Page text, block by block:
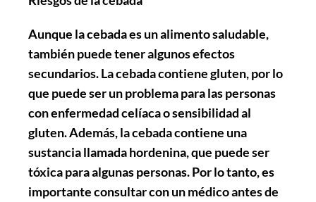
Aunque la cebada es un alimento saludable,
también puede tener algunos efectos
secundarios. La cebada contiene gluten, por lo
que puede ser un problema para las personas
con enfermedad celíaca o sensibilidad al
gluten. Además, la cebada contiene una
sustancia llamada hordenina, que puede ser
tóxica para algunas personas. Por lo tanto, es
importante consultar con un médico antes de